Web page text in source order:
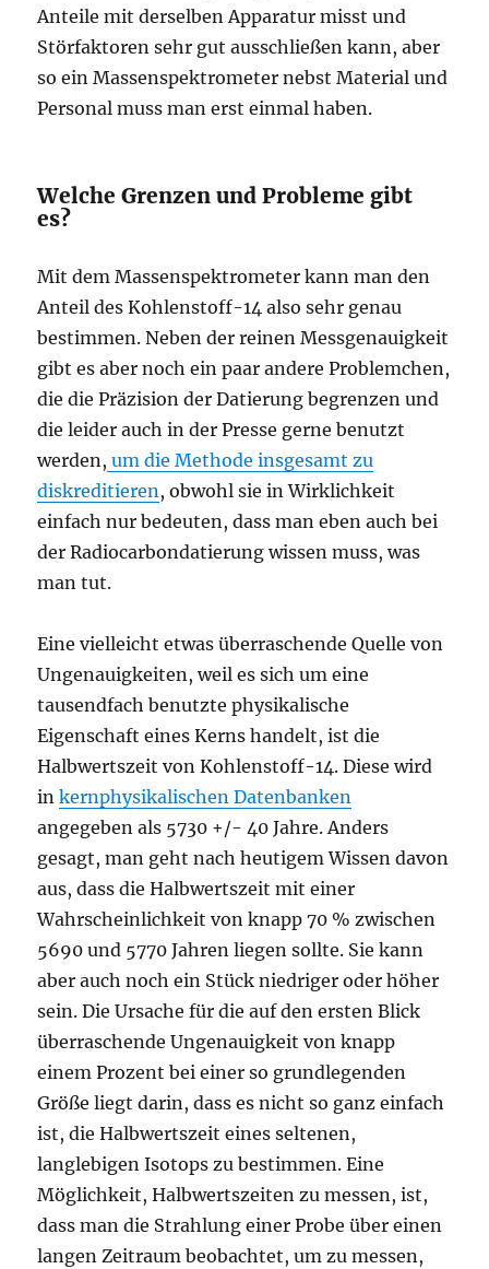
Anteile mit derselben Apparatur misst und
Störfaktoren sehr gut ausschließen kann, aber
so ein Massenspektrometer nebst Material und
Personal muss man erst einmal haben.
Welche Grenzen und Probleme gibt
es?
Mit dem Massenspektrometer kann man den
Anteil des Kohlenstoff-14 also sehr genau
bestimmen. Neben der reinen Messgenauigkeit
gibt es aber noch ein paar andere Problemchen,
die die Präzision der Datierung begrenzen und
die leider auch in der Presse gerne benutzt
werden, um die Methode insgesamt zu
diskreditieren, obwohl sie in Wirklichkeit
einfach nur bedeuten, dass man eben auch bei
der Radiocarbondatierung wissen muss, was
man tut.
Eine vielleicht etwas überraschende Quelle von
Ungenauigkeiten, weil es sich um eine
tausendfach benutzte physikalische
Eigenschaft eines Kerns handelt, ist die
Halbwertszeit von Kohlenstoff-14. Diese wird
inkernphysikalischen Datenbanken
angegeben als 5730 +/- 40 Jahre. Anders
gesagt, man geht nach heutigem Wissen davon
aus, dass die Halbwertszeit mit einer
Wahrscheinlichkeit von knapp 70 % zwischen
5690 und 5770 Jahren liegen sollte. Sie kann
aber auch noch ein Stück niedriger oder höher
sein. Die Ursache für die auf den ersten Blick
überraschende Ungenauigkeit von knapp
einem Prozent bei einer so grundlegenden
Größe liegt darin, dass es nicht so ganz einfach
ist, die Halbwertszeit eines seltenen,
langlebigen Isotops zu bestimmen. Eine
Möglichkeit, Halbwertszeiten zu messen, ist,
dass man die Strahlung einer Probe über einen
langen Zeitraum beobachtet, um zu messen,